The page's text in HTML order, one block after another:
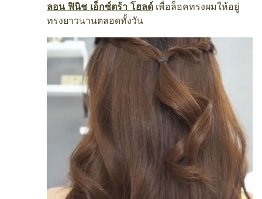
ลอน ฟินิช เอ็กซ์ตร้า โฮลด์ เพื่อล็อคทรงผมให้อยู่
ทรงยาวนานตลอดทั้งวัน